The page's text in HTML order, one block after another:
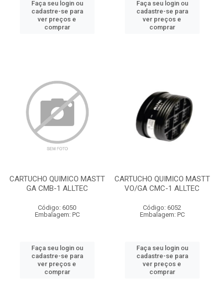
Faça seu login ou
cadastre-se para
ver preços e
comprar
Faça seu login ou
cadastre-se para
ver preços e
comprar
CARTUCHO QUIMICO MASTT
GA CMB-1 ALLTEC
Código: 6050
Embalagem: PC
Faça seu login ou
cadastre-se para
ver preços e
comprar
CARTUCHO QUIMICO MASTT
VO/GA CMC-1 ALLTEC
Código: 6052
Embalagem: PC
Faça seu login ou
cadastre-se para
ver preços e
comprar